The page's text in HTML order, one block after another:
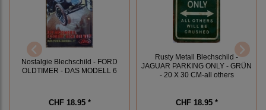
Nostalgie Blechschild - FORD
OLDTIMER - DAS MODELL 6
CHF 18.95 *
Rusty Metall Blechschild -
JAGUAR PARKING ONLY - GRÜN
- 20 X 30 CM-all others
CHF 18.95 *